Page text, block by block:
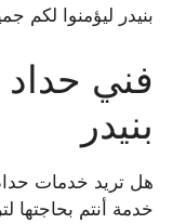
بنيدر ليؤمنوا لكم
فني
بنيدر
هل تريد خدمات
خدمة أنتم بحاجتها